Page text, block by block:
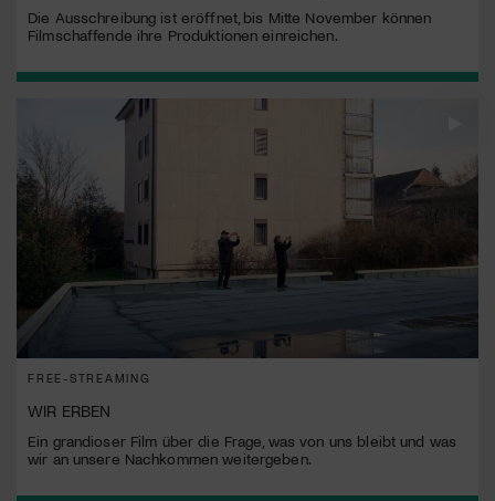
Die Ausschreibung ist eröffnet, bis Mitte November können
Filmschaffende ihre Produktionen einreichen.
FREE-STREAMING
WIR ERBEN
Ein grandioser Film über die Frage, was von uns bleibt und was
wir an unsere Nachkommen weitergeben.